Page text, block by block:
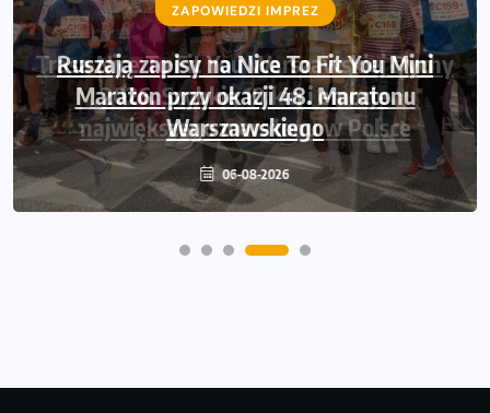
ZAPOWIEDZI IMPREZ
Ruszają zapisy na Nice To Fit You Mini
Maraton przy okazji 48. Maratonu
Warszawskiego
06-08-2026